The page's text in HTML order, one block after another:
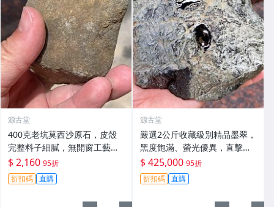
源古堂
400克老坑莫西沙原石，皮殼
完整料子細膩，無開窗工藝原
礦，適合手鐲及掛件製作。嚴
選天然A貨翡翠。 老坑翡翠 手
鐲 掛件
$ 2,160 95折
折扣碼 直購
源古堂
嚴選2公斤收藏級別精品墨翠，
黑度飽滿、螢光優異，直擊心
坎的絕版好物 翡翠 珍貴玉石
天然翡翠
$ 425,000 95折
折扣碼 直購